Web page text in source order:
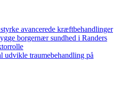
avancerede kræftbehandlinger
borgernær sundhed i Randers
udvikle traumebehandling på